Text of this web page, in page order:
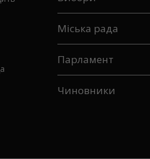
Міська рада
Парламент
Чиновники